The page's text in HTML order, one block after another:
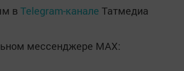
в Telegram-канале Татмедиа
мессенджере MАХ: